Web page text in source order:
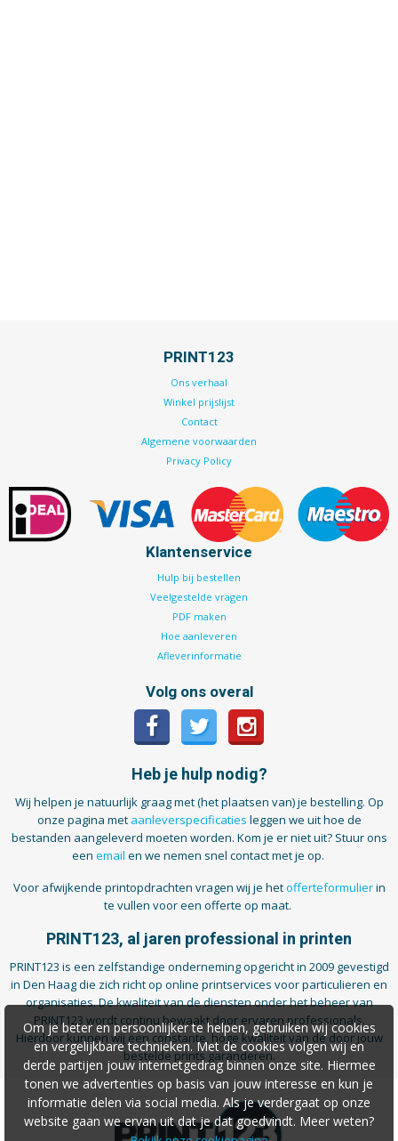
PRINT123
Ons verhaal
Winkel prijslijst
Contact
Algemene voorwaarden
Privacy Policy
Klantenservice
Hulp bij bestellen
Veelgestelde vragen
PDF maken
Hoe aanleveren
Afleverinformatie
Volg ons overal
Heb je hulp nodig?
Wij helpen je natuurlijk graag met (het plaatsen van) je bestelling. Op
onze pagina met aanleverspecificaties leggen we uit hoe de
bestanden aangeleverd moeten worden. Kom je er niet uit? Stuur ons
een email en we nemen snel contact met je op.
Voor afwijkende printopdrachten vragen wij je hetofferteformulierin
te vullen voor een offerte op maat.
PRINT123, al jaren professional in printen
PRINT123 is een zelfstandige onderneming opgericht in 2009 gevestigd
in Den Haag die zich richt op online printservices voor particulieren en
organisaties. De kwaliteit van de diensten onder het beheer van
PRINT123 wordt continu bewaakt door ervaren professionals.
Hierdoor kunnen wij een constante, hoge kwaliteit van de door jouw
bestelde prints garanderen.
Om je beter en persoonlijker te helpen, gebruiken wij cookies
en vergelijkbare technieken. Met de cookies volgen wij en
derde partijen jouw internetgedrag binnen onze site. Hiermee
tonen we advertenties op basis van jouw interesse en kun je
informatie delen via social media. Als je verdergaat op onze
website gaan we ervan uit dat je dat goedvindt. Meer weten?